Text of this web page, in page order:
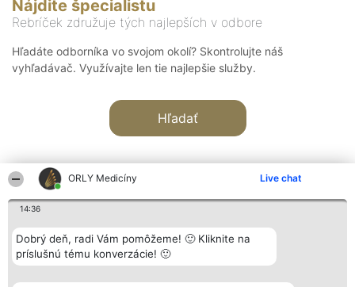
ORLY Medicíny Live chat
14:36
Dobrý deň, radi Vám pomôžeme! 🙂 Kliknite na
príslušnú tému konverzácie! 🙂
Nájdite špecialistu
Rebríček združuje tých najlepších v odbore
Hľadáte odborníka vo svojom okolí? Skontrolujte náš
vyhľadávač. Využívajte len tie najlepšie služby.
Hľadať
Organizátor hodnotenia
Bright Side Solutions sp. z o.
o. sp. k.
Wrocław 50-079
Hodnotenie
Laureáti
Lista
Laureatów
Kontakt
Kontakt